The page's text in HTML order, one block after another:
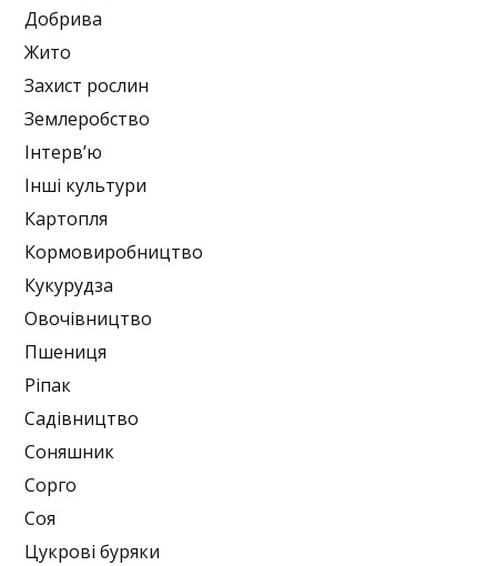
Добрива
Жито
Захист рослин
Землеробство
Інтерв’ю
Інші культури
Картопля
Кормовиробництво
Кукурудза
Овочівництво
Пшениця
Ріпак
Садівництво
Соняшник
Сорго
Соя
Цукрові буряки